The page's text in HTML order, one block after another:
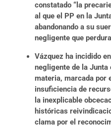
constatado “la
al que el PP en la
abandonando a su
negligente que
Vázquez ha incidido
negligente de la Junta
materia, marcada por
insuficiencia de
la inexplicable
históricas
clama por el